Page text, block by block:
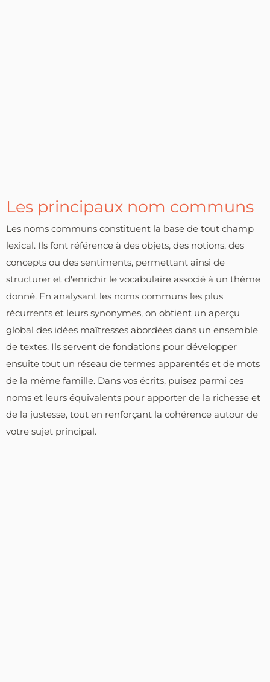
Les principaux nom communs
Les noms communs constituent la base de tout champ
lexical. Ils font référence à des objets, des notions, des
concepts ou des sentiments, permettant ainsi de
structurer et d'enrichir le vocabulaire associé à un thème
donné. En analysant les noms communs les plus
récurrents et leurs synonymes, on obtient un aperçu
global des idées maîtresses abordées dans un ensemble
de textes. Ils servent de fondations pour développer
ensuite tout un réseau de termes apparentés et de mots
de la même famille. Dans vos écrits, puisez parmi ces
noms et leurs équivalents pour apporter de la richesse et
de la justesse, tout en renforçant la cohérence autour de
votre sujet principal.